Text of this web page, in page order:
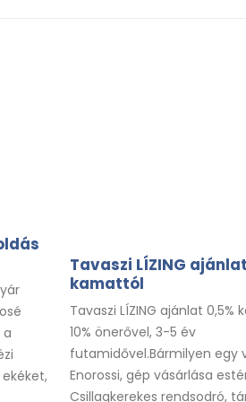
a
Tavaszi LÍZING
kamattól
Tavaszi LÍZING ajánlat 0,5%
10% önerővel, 3-5 év
futamidővel.Bármilyen egy
Enorossi, gép vásárlása
Csillagkerekes rendsodró,